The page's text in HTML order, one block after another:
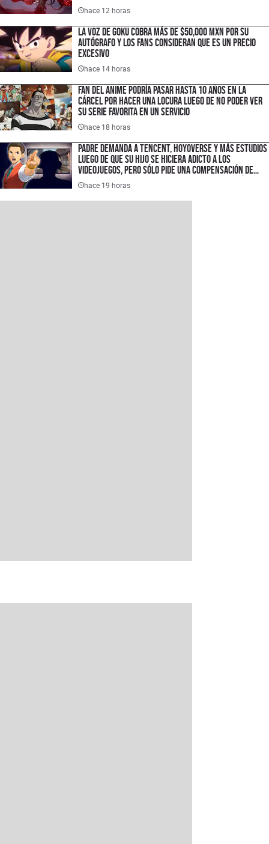
hace 12 horas
La voz de Goku cobra más de $50,000 MXN por su
autógrafo y los fans consideran que es un precio
excesivo
hace 14 horas
Fan del anime podría pasar hasta 10 años en la
cárcel por hacer una locura luego de no poder ver
su serie favorita en un servicio
hace 18 horas
Padre demanda a Tencent, HoyoVerse y más estudios
luego de que su hijo se hiciera adicto a los
videojuegos, pero sólo pide una compensación de
$1.50 USD porque quiere hacer un cambio histórico
en la industria
hace 19 horas